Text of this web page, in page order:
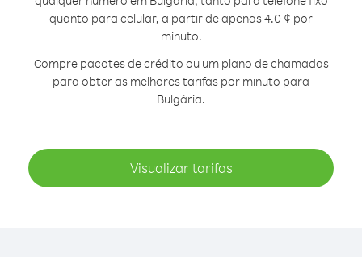
quanto para celular, a partir de apenas 4.0 ¢ por
minuto.
Compre pacotes de crédito ou um plano de chamadas
para obter as melhores tarifas por minuto para
Bulgária.
Visualizar tarifas